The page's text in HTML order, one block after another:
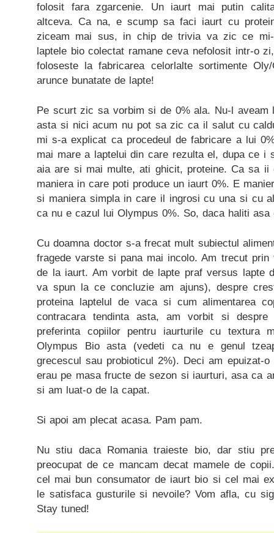
folosit fara zgarcenie. Un iaurt mai putin
altceva. Ca na, e scump sa faci iaurt cu
ziceam mai sus, in chip de trivia va zic ce
laptele bio colectat ramane ceva nefolosit intr-o
foloseste la fabricarea celorlalte sortimente
arunce bunatate de lapte!
Pe scurt zic sa vorbim si de 0% ala. Nu-l aveam
asta si nici acum nu pot sa zic ca il salut cu
mi s-a explicat ca procedeul de fabricare a lui
mai mare a laptelui din care rezulta el, dupa ce i
aia are si mai multe, ati ghicit, proteine. Ca sa ii
maniera in care poti produce un iaurt 0%. E
si maniera simpla in care il ingrosi cu una si cu
ca nu e cazul lui Olympus 0%. So, daca haliti
Cu doamna doctor s-a frecat mult subiectul
fragede varste si pana mai incolo. Am trecut prin
de la iaurt. Am vorbit de lapte praf versus lapte
va spun la ce concluzie am ajuns), despre
proteina laptelul de vaca si cum alimentarea
contracara tendinta asta, am vorbit si
preferinta copiilor pentru iaurturile cu textura
Olympus Bio asta (vedeti ca nu e genul
grecescul sau probioticul 2%). Deci am epuizat-
erau pe masa fructe de sezon si iaurturi, asa ca
si am luat-o de la capat.
Si apoi am plecat acasa. Pam pam.
Nu stiu daca Romania traieste bio, dar stiu
preocupat de ce mancam decat mamele de
cel mai bun consumator de iaurt bio si cel mai
le satisfaca gusturile si nevoile? Vom afla, cu
Stay tuned!